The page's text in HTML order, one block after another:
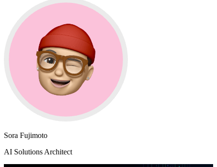
Sora Fujimoto
AI Solutions Architect